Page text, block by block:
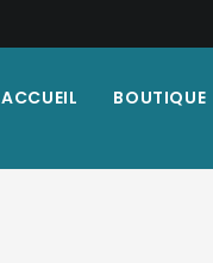
ACCUEIL BOUTIQUE